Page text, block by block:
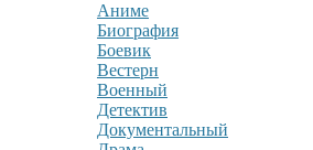
Аниме
Биография
Боевик
Вестерн
Военный
Детектив
Документальный